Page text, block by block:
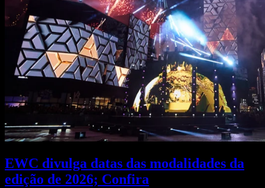
EWC divulga datas das modalidades da
edição de 2026; Confira